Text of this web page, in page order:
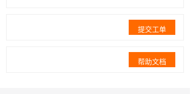
提交工单
帮助文档